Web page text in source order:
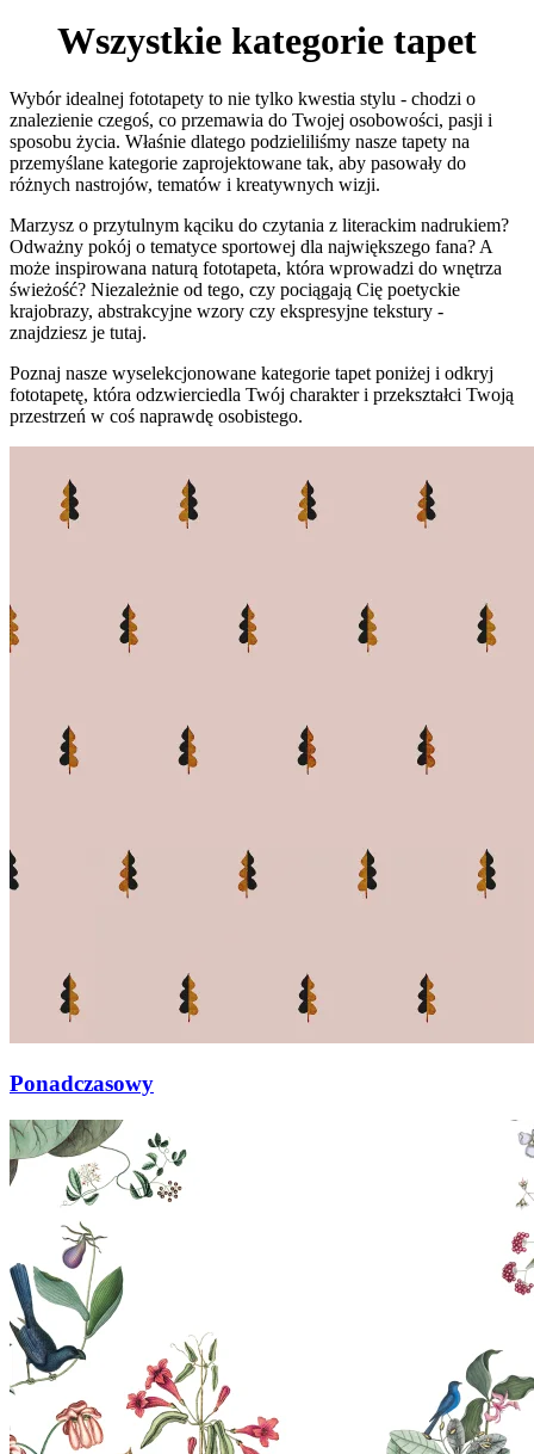
Wszystkie kategorie tapet
Wybór idealnej fototapety to nie tylko kwestia stylu - chodzi o
znalezienie czegoś, co przemawia do Twojej osobowości, pasji i
sposobu życia. Właśnie dlatego podzieliliśmy nasze tapety na
przemyślane kategorie zaprojektowane tak, aby pasowały do
różnych nastrojów, tematów i kreatywnych wizji.
Marzysz o przytulnym kąciku do czytania z literackim nadrukiem?
Odważny pokój o tematyce sportowej dla największego fana? A
może inspirowana naturą fototapeta, która wprowadzi do wnętrza
świeżość? Niezależnie od tego, czy pociągają Cię poetyckie
krajobrazy, abstrakcyjne wzory czy ekspresyjne tekstury -
znajdziesz je tutaj.
Poznaj nasze wyselekcjonowane kategorie tapet poniżej i odkryj
fototapetę, która odzwierciedla Twój charakter i przekształci Twoją
przestrzeń w coś naprawdę osobistego.
Ponadczasowy